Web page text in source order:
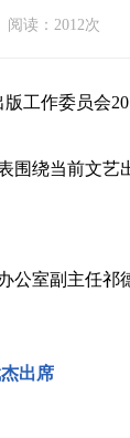
阅读：2012次
工作委员会
围绕当前文
室副主任
出席